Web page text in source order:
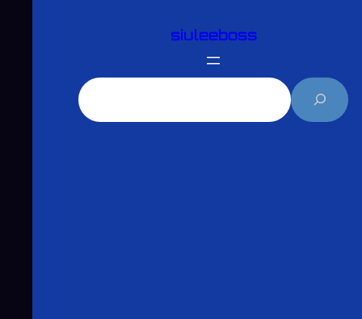
siuleeboss